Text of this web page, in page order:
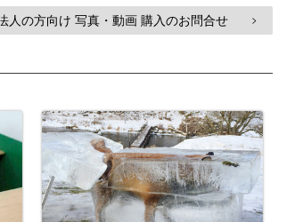
人の方向け 写真・動画 購入のお問合せ >